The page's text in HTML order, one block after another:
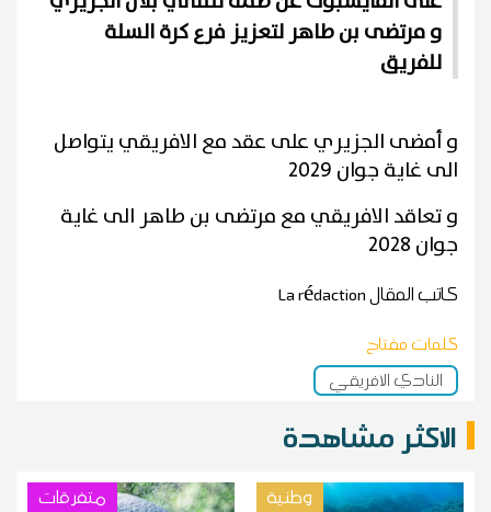
و مرتضى بن طاهر لتعزيز فرع كرة السلة
للفريق
و أمضى الجزيري على عقد مع الافريقي يتواصل
الى غاية جوان 2029
و تعاقد الافريقي مع مرتضى بن طاهر الى غاية
جوان 2028
كاتب المقالLa rédaction
كلمات مفتاح
النادي الافريقي
الاكثر مشاهدة
وطنية متفرقات